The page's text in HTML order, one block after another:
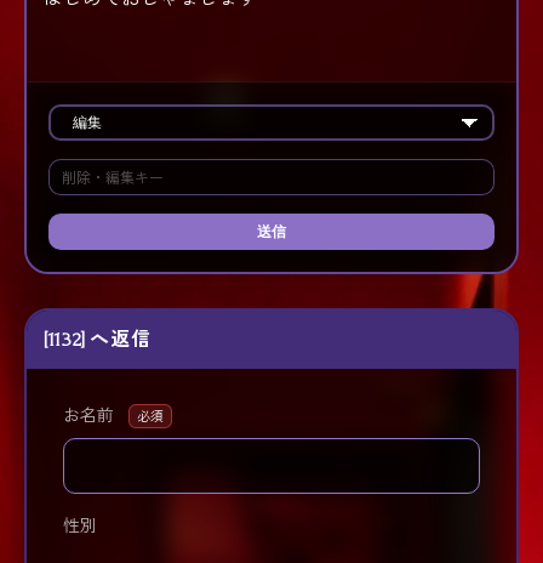
送信
[1132] へ返信
お名前 必須
性別